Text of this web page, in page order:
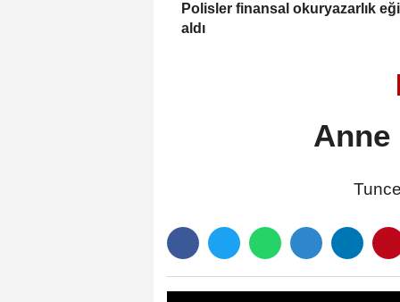
Polisler finansal okuryazarlık
aldı
Anne